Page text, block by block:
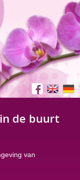
de buurt
van